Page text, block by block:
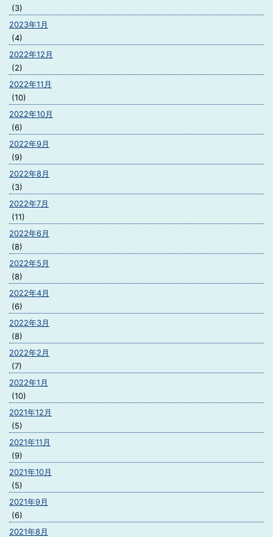
(3)
2023年1月
(4)
2022年12月
(2)
2022年11月
(10)
2022年10月
(6)
2022年9月
(9)
2022年8月
(3)
2022年7月
(11)
2022年6月
(8)
2022年5月
(8)
2022年4月
(6)
2022年3月
(8)
2022年2月
(7)
2022年1月
(10)
2021年12月
(5)
2021年11月
(9)
2021年10月
(5)
2021年9月
(6)
2021年8月